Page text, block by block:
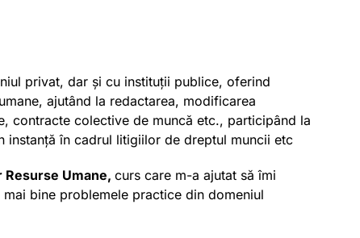
privat, dar și cu instituții publice, oferind
ajutând la redactarea, modificarea
contracte colective de muncă etc., participând la
instanță în cadrul litigiilor de dreptul muncii etc
Resurse Umane, curs care m-a ajutat să îmi
bine problemele practice din domeniul